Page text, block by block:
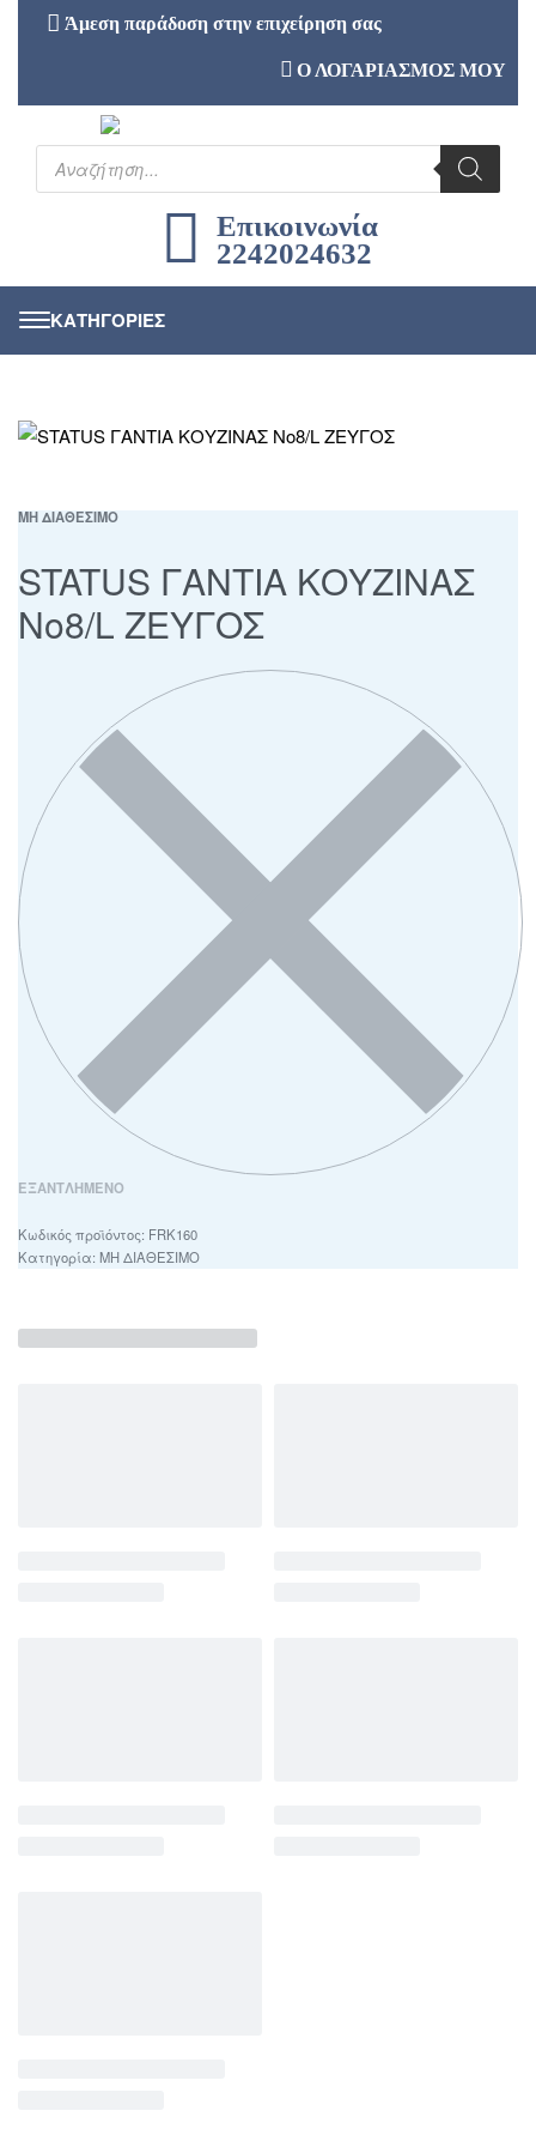
Άμεση παράδοση στην επιχείρηση σας
Ο ΛΟΓΑΡΙΑΣΜΟΣ ΜΟΥ
Επικοινωνία
2242024632
ΜΗ ΔΙΑΘΕΣΙΜΟ
STATUS ΓΑΝΤΙΑ ΚΟΥΖΙΝΑΣ
Νο8/L ΖΕΥΓΟΣ
ΕΞΑΝΤΛΗΜΈΝΟ
FRK160
Κατηγορία: ΜΗ ΔΙΑΘΕΣΙΜΟ